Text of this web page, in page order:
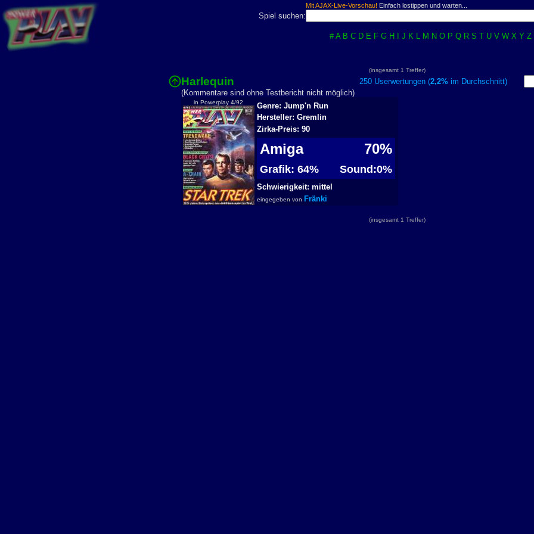
Mit AJAX-Live-Vorschau! Einfach lostippen und warten...
Spiel suchen:
# A B C D E F G H J K L M N O P Q R S T U V W X Y Z
(insgesamt 1 Treffer)
Harlequin 250 Userwertungen (2,2%im Durchschnitt)
(Kommentare sind ohne Testbericht nicht möglich)
in Powerplay 4/92
Genre: Jump'n Run
Hersteller: Gremlin
Zirka-Preis: 90
Amiga 70%
Grafik: 64% Sound:0%
Schwierigkeit: mittel
eingegeben von Fränki
(insgesamt 1 Treffer)